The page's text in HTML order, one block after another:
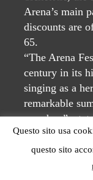
Arena’s main
discounts are
65.
“The Arena
century in its
singing as a
remarkable
grandeur”,
Manager of
“Over the
Verona stage
Questo sito usa
questo sito